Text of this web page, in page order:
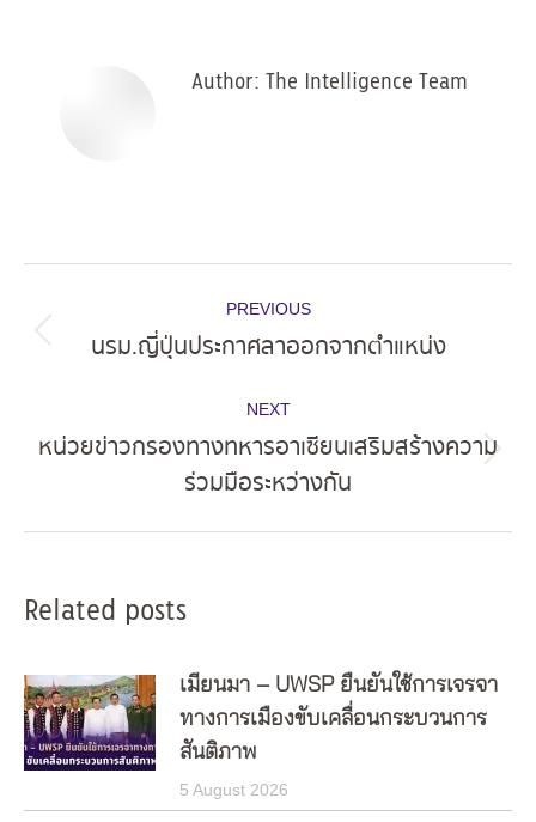
Author: The Intelligence Team
navigation
PREVIOUS
Previous
นรม.ญี่ปุ่นประกาศลาออกจากตำแหน่ง
NEXT
post:
หน่วยข่าวกรองทางทหารอาเซียนเสริมสร้างความ
ร่วมมือระหว่างกัน
Related posts
เมียนมา – UWSP ยืนยันใช้การเจรจา
ทางการเมืองขับเคลื่อนกระบวนการ
สันติภาพ
5 August 2026